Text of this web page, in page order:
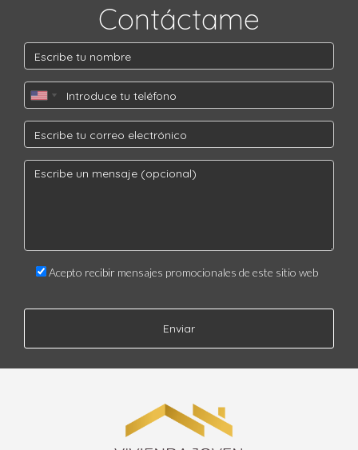
Contáctame
Acepto recibir mensajes promocionales de este sitio web
Enviar